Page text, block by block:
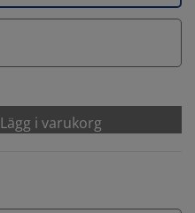
Lägg i varukorg